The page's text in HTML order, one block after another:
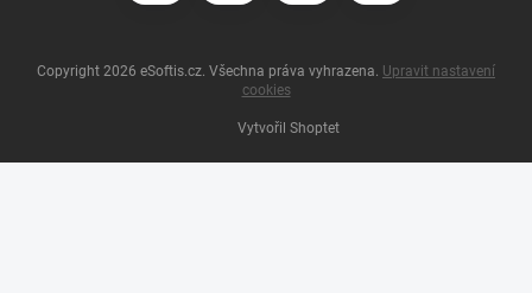
Vytvořil Shoptet
Copyright 2026 eSoftis.cz. Všechna práva vyhrazena. Upravit nastavení
cookies